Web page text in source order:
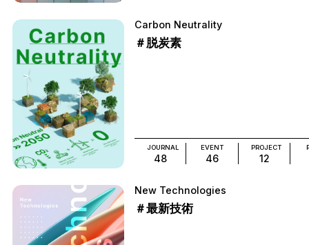
Carbon Neutrality
＃脱炭素
JOURNAL
48
EVENT
46
PROJECT
12
New Technologies
＃最新技術